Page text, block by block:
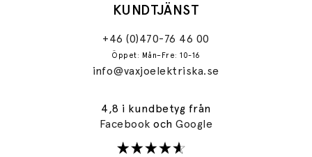
KUNDTJÄNST
+46 (0)470-76 46 00
Öppet: Mån–Fre: 10-16
info@vaxjoelektriska.se
4,8 i kundbetyg från
FacebookochGoogle